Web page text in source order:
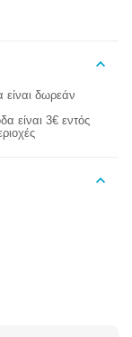
είναι δωρεάν
είναι 3€ εντός